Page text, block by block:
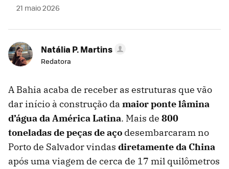
21 maio 2026
Natália P. Martins
Redatora
A Bahia acaba de receber as estruturas que vão
dar início à construção da maior pontelâmina
d’água daAméricaLatina. Mais de 800
toneladas de peças de aço desembarcaram no
Porto de Salvador vindas diretamente da China
após uma viagem de cerca de 17 mil quilômetros